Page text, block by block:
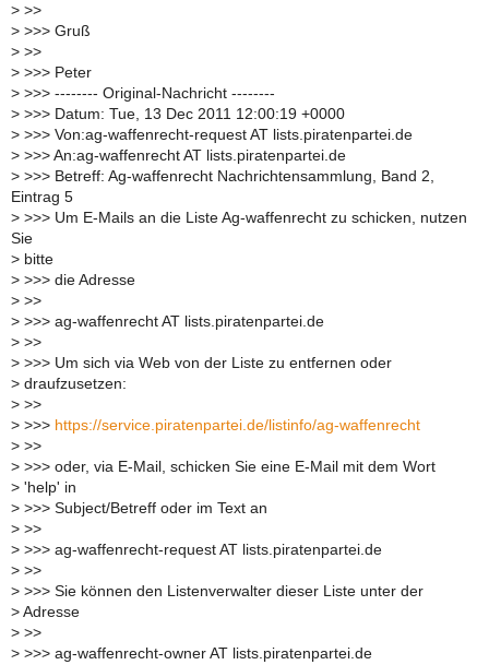
> >>
> >>> Gruß
> >>
> >>> Peter
> >>> -------- Original-Nachricht --------
> >>> Datum: Tue, 13 Dec 2011 12:00:19 +0000
> >>> Von:ag-waffenrecht-request AT lists.piratenpartei.de
> >>> An:ag-waffenrecht AT lists.piratenpartei.de
> >>> Betreff: Ag-waffenrecht Nachrichtensammlung, Band 2,
Eintrag 5
> >>> Um E-Mails an die Liste Ag-waffenrecht zu schicken, nutzen
Sie
> bitte
> >>> die Adresse
> >>
> >>> ag-waffenrecht AT lists.piratenpartei.de
> >>
> >>> Um sich via Web von der Liste zu entfernen oder
> draufzusetzen:
> >>
> >>> https://service.piratenpartei.de/listinfo/ag-waffenrecht
> >>
> >>> oder, via E-Mail, schicken Sie eine E-Mail mit dem Wort
> 'help' in
> >>> Subject/Betreff oder im Text an
> >>
> >>> ag-waffenrecht-request AT lists.piratenpartei.de
> >>
> >>> Sie können den Listenverwalter dieser Liste unter der
> Adresse
> >>
> >>> ag-waffenrecht-owner AT lists.piratenpartei.de